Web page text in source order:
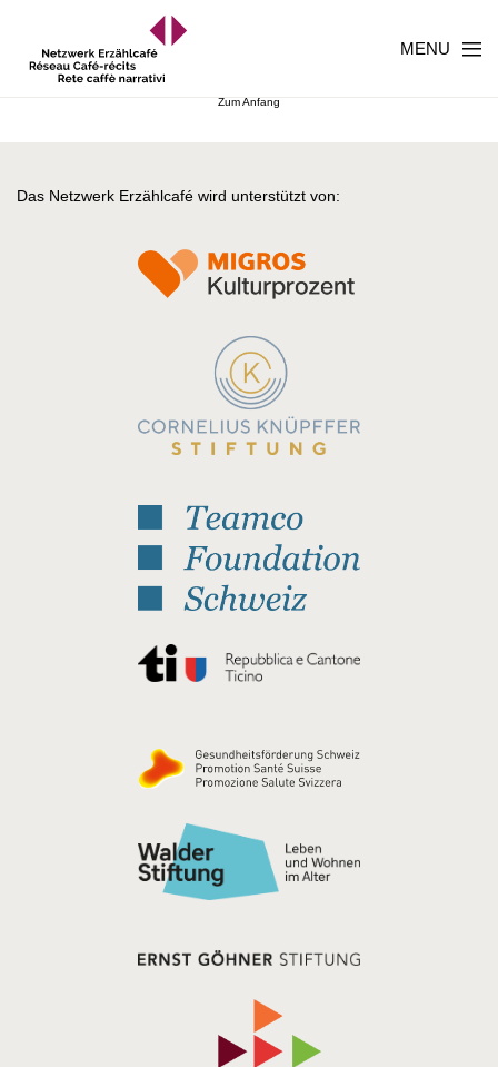
MENU
Zum Anfang
Das Netzwerk Erzählcafé wird unterstützt von: